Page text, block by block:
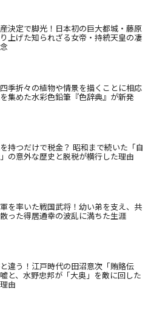
決定で脚光！日本初の巨大都城・藤原
上げた知られざる女帝・持統天皇の凄
季折々の植物や情景を描くことに相応
集めた水彩色鉛筆『色辞典』が新発
持つだけで税金？ 昭和まで続いた「自
の意外な歴史と脱税が横行した理由
を率いた戦国武将！幼い弟を支え、共
った得居通幸の波乱に満ちた生涯
違う！江戸時代の田沼意次「賄賂伝
と、水野忠邦が「大奥」を敵に回した
由